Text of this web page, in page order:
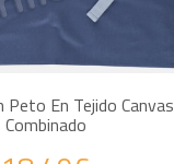
Peto En Tejido Canvas
Combinado